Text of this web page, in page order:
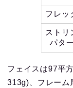
フレッ
ストリ
パタ
フェイスは97平
313g)、フレーム